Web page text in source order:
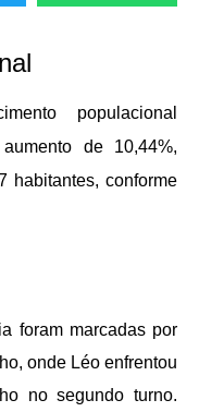
populacional
de 10,44%,
habitantes, conforme
foram marcadas por
onde Léo enfrentou
no segundo turno.